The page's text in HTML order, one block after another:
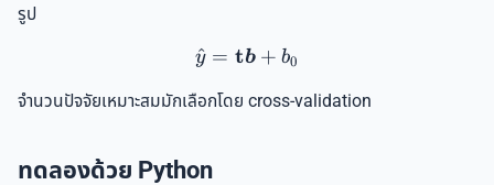
รูป
\hat{y} =
y
^ = tb + b0
จำนวนปัจจัยเหมาะสมมักเลือกโดย cross-validation
ทดลองด้วย Python